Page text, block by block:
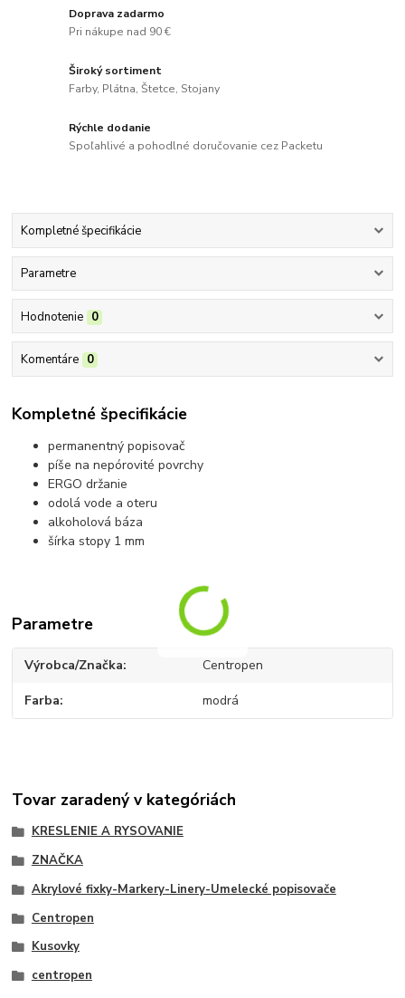
Doprava zadarmo
Pri nákupe nad 90 €
Široký sortiment
Farby, Plátna, Štetce, Stojany
Rýchle dodanie
Spoľahlivé a pohodlné doručovanie cez Packetu
Kompletné špecifikácie
Parametre
Hodnotenie 0
Komentáre 0
Kompletné špecifikácie
permanentný popisovač
píše na nepórovité povrchy
ERGO držanie
odolá vode a oteru
alkoholová báza
šírka stopy 1 mm
Parametre
Výrobca/Značka Centropen
Farba modrá
Tovar zaradený v kategóriách
KRESLENIE A RYSOVANIE
ZNAČKA
Akrylové fixky-Markery-Linery-Umelecké popisovače
Centropen
Kusovky
centropen